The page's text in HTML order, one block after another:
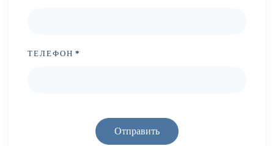
ТЕЛЕФОН *
Отправить